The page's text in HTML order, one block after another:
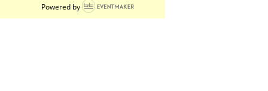
Powered by